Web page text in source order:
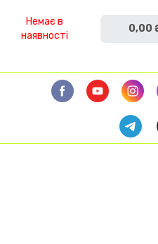
Немає в
наявності
0,00 ₴